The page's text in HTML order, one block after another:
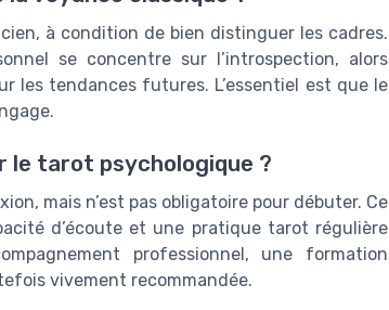
à condition de bien distinguer les cadres.
se concentre sur l’introspection, alors
les tendances futures. L’essentiel est que le
le tarot psychologique ?
mais n’est pas obligatoire pour débuter. Ce
d’écoute et une pratique tarot régulière
professionnel, une formation
vivement recommandée.